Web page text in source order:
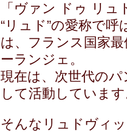
「ヴァン ドゥ リ
“リュド”の愛称で
は、フランス国家
ーランジェ。
現在は、次世代の
して活動していま
そんなリュドヴィ